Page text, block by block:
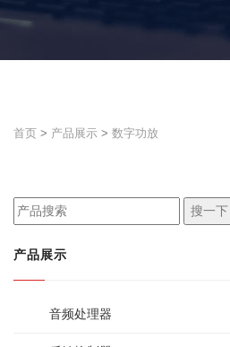
首页 > 产品展示 > 数字功放
搜一下
产品展示
音频处理器